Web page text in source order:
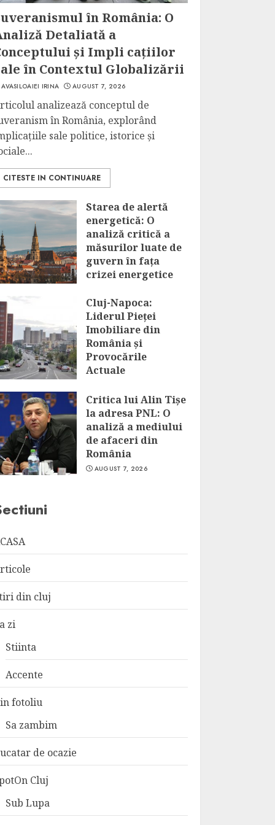
în România: O
Detaliată a
și Impli cațiilor
în Contextul Globalizării
AVASILOAIEI IRINA AUGUST 7, 2026
analizează conceptul de
în România, explorând
sale politice, istorice și
CITESTE IN CONTINUARE
Starea de alertă
energetică: O
analiză critică a
măsurilor luate de
guvern în fața
crizei energetice
Cluj-Napoca:
Liderul Pieței
Imobiliare din
România și
Provocările
Actuale
Critica lui Alin Tișe
la adresa PNL: O
analiză a mediului
de afaceri din
România
AUGUST 7, 2026
din cluj
zi
Stiinta
Accente
fotoliu
Sa zambim
de ocazie
Cluj
Sub Lupa